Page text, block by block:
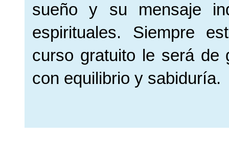
sueño y su mensaje
espirituales.
Siempre
curso gratuito le será de
con equilibrio y sabiduría.